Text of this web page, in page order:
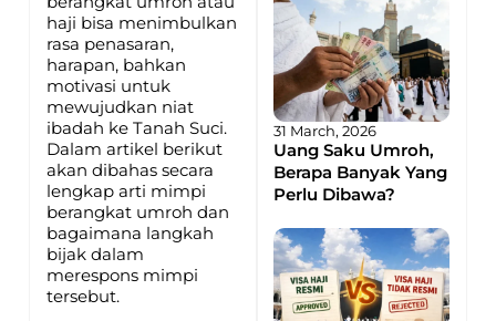
haji bisa menimbulkan
rasa penasaran,
harapan, bahkan
motivasi untuk
mewujudkan niat
ibadah ke Tanah Suci.
Dalam artikel berikut
akan dibahas secara
lengkap arti mimpi
berangkat umroh dan
bagaimana langkah
bijak dalam
merespons mimpi
tersebut.
31 March, 2026
Uang Saku Umroh,
Berapa Banyak Yang
Perlu Dibawa?